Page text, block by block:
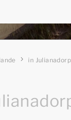
in Julianadorp